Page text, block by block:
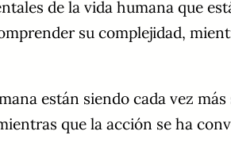
de la vida humana que
su complejidad,
están siendo cada vez
que la acción se ha